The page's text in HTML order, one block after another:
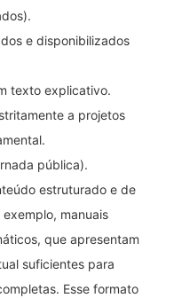
e disponibilizados
texto explicativo.
a projetos
pública).
estruturado e de
manuais
que apresentam
suficientes para
Esse formato